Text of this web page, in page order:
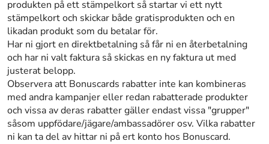
produkten på ett stämpelkort så startar vi ett nytt
stämpelkort och skickar både gratisprodukten och en
likadan produkt som du betalar för.
Har ni gjort en direktbetalning så får ni en återbetalning
och har ni valt faktura så skickas en ny faktura ut med
justerat belopp.
Observera att Bonuscards rabatter inte kan kombineras
med andra kampanjer eller redan rabatterade produkter
och vissa av deras rabatter gäller endast vissa "grupper"
såsom uppfödare/jägare/ambassadörer osv. Vilka rabatter
ni kan ta del av hittar ni på ert konto hos Bonuscard.